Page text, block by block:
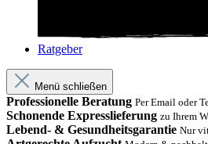
Ratgeber
Menü schließen
Professionelle Beratung Per Email oder
Schonende Expresslieferung zu Ihrem
Lebend- & Gesundheitsgarantie Nur